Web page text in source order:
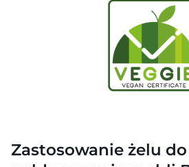
Zastosowanie żelu